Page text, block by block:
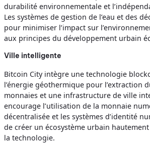
durabilité environnementale et
Les systèmes de gestion de l’eau et des
pour minimiser l’impact sur
aux principes du développement urbain
Ville intelligente
Bitcoin City intègre une technologie
l’énergie géothermique pour l’extraction
monnaies et une infrastructure de ville
encourage l’utilisation de la monnaie
décentralisée et les systèmes d’identité
de créer un écosystème urbain
la technologie.